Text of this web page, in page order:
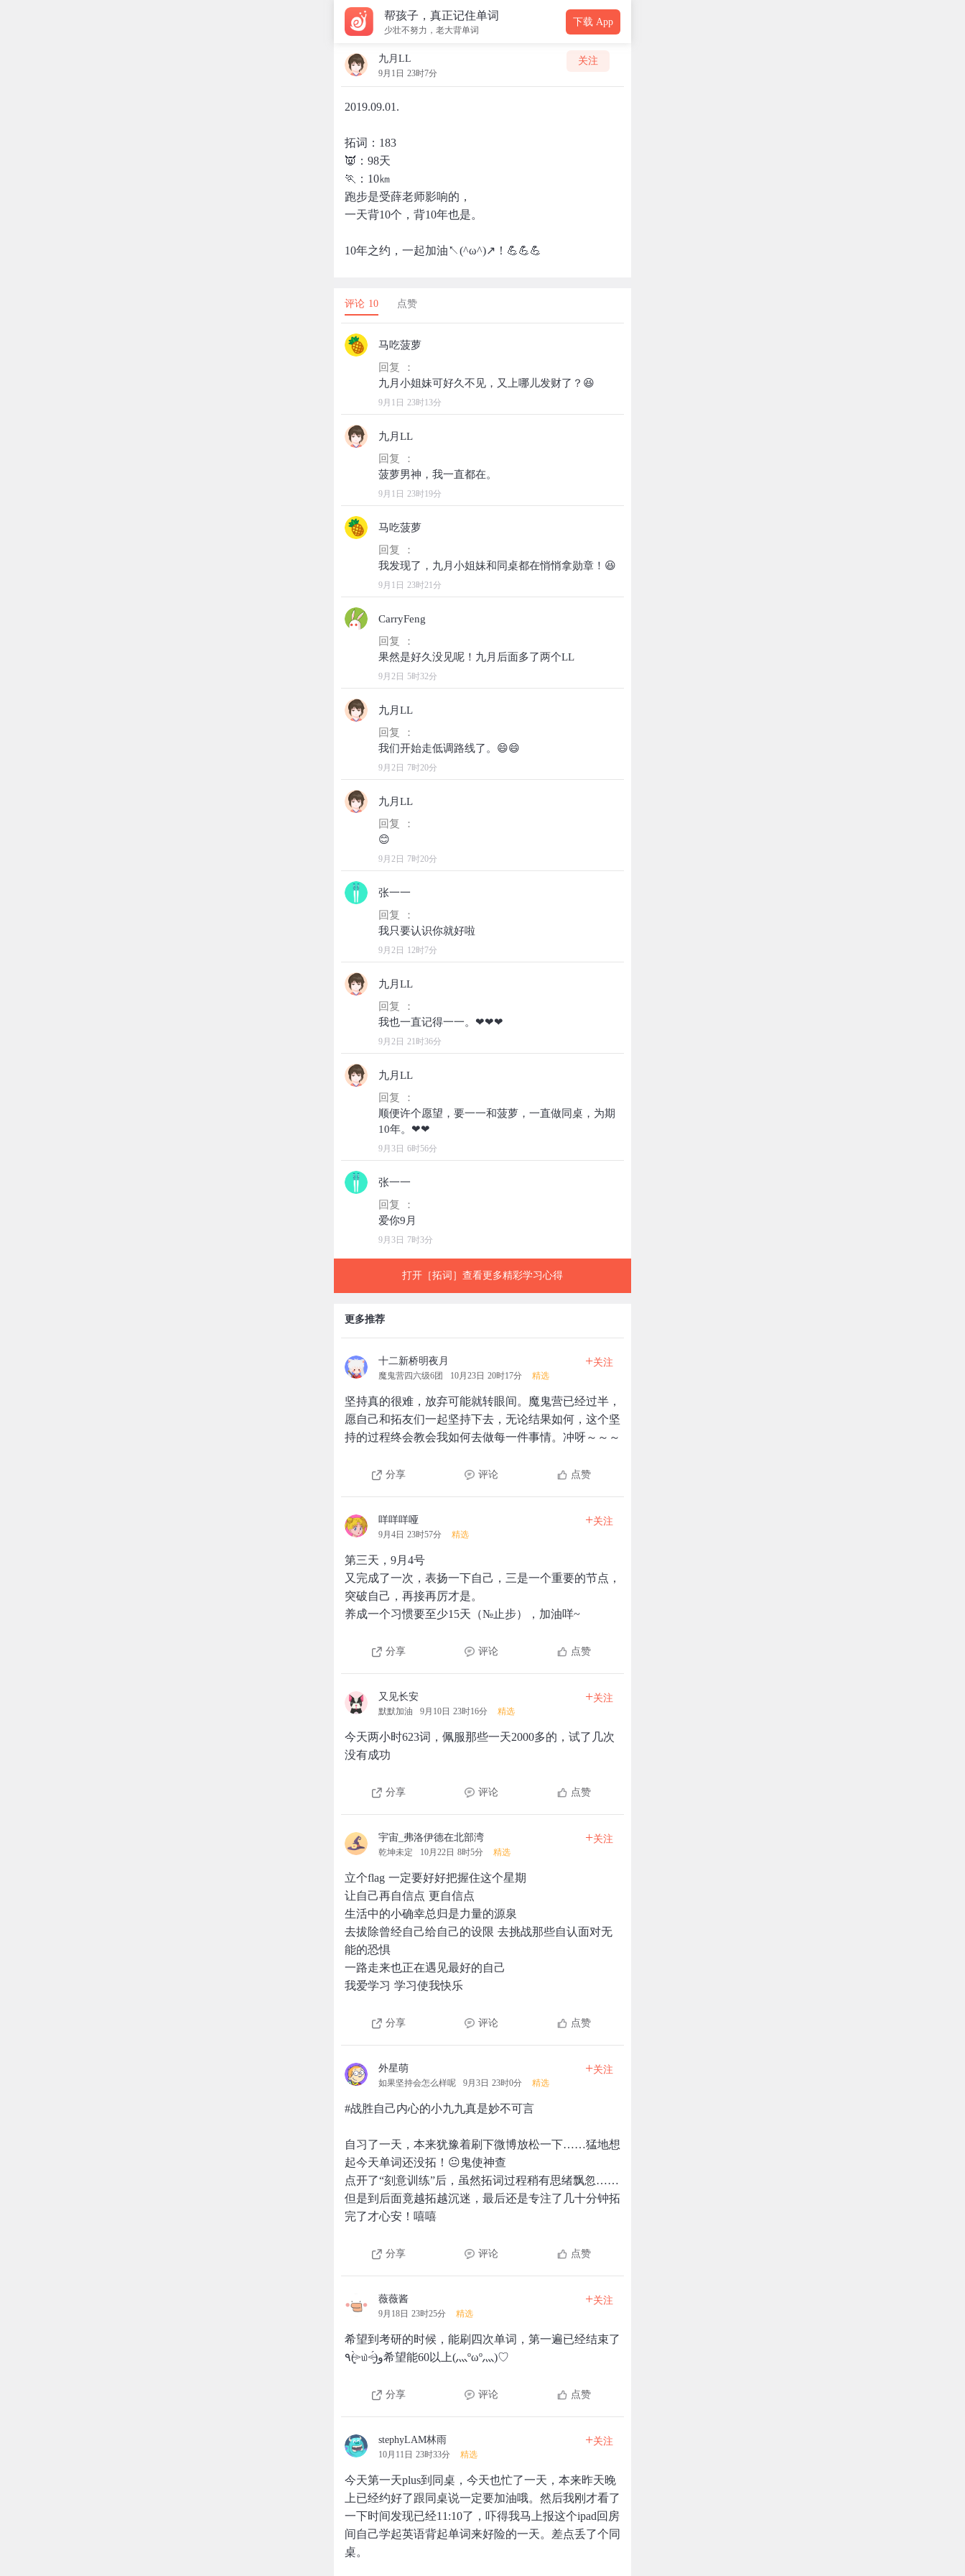
帮孩子，真正记住单词
少壮不努力，老大背单词
下载 App
九月LL
9月1日 23时7分
关注
2019.09.01.
拓词：183
👿：98天
🏃：10㎞
跑步是受薛老师影响的，
一天背10个，背10年也是。
10年之约，一起加油↖(^ω^)↗！💪💪💪
评论 10 点赞
马吃菠萝
回复 ：
9月1日 23时13分
九月LL
回复 ：
9月1日 23时19分
马吃菠萝
回复 ：
9月1日 23时21分
CarryFeng
回复 ：
9月2日 5时32分
九月LL
回复 ：
9月2日 7时20分
九月LL
回复 ：
9月2日 7时20分
张一一
回复 ：
9月2日 12时7分
九月LL
回复 ：
9月2日 21时36分
九月LL
回复 ：
顺便许个愿望，要一一和菠萝，一直做同桌，为期
9月3日 6时56分
张一一
回复 ：
9月3日 7时3分
打开［拓词］查看更多精彩学习心得
更多推荐
十二新桥明夜月
魔鬼营四六级6团 10月23日 20时17分 精选
+关注
坚持真的很难，放弃可能就转眼间。魔鬼营已经过半，
愿自己和拓友们一起坚持下去，无论结果如何，这个坚
持的过程终会教会我如何去做每一件事情。冲呀～～～
分享 评论 点赞
咩咩咩哑
9月4日 23时57分 精选
+关注
第三天，9月4号
又完成了一次，表扬一下自己，三是一个重要的节点，
突破自己，再接再厉才是。
养成一个习惯要至少15天（№止步），加油咩~
分享 评论 点赞
又见长安
默默加油 9月10日 23时16分 精选
+关注
今天两小时623词，佩服那些一天2000多的，试了几次
没有成功
分享 评论 点赞
宇宙_弗洛伊德在北部湾
乾坤未定 10月22日 8时5分 精选
+关注
立个flag 一定要好好把握住这个星期
让自己再自信点 更自信点
生活中的小确幸总归是力量的源泉
去拔除曾经自己给自己的设限 去挑战那些自认面对无
能的恐惧
一路走来也正在遇见最好的自己
我爱学习 学习使我快乐
分享 评论 点赞
外星萌
如果坚持会怎么样呢 9月3日 23时0分 精选
+关注
#战胜自己内心的小九九真是妙不可言
自习了一天，本来犹豫着刷下微博放松一下……猛地想
起今天单词还没拓！😐鬼使神查
点开了“刻意训练”后，虽然拓词过程稍有思绪飘忽……
但是到后面竟越拓越沉迷，最后还是专注了几十分钟拓
完了才心安！嘻嘻
分享 评论 点赞
薇薇酱
9月18日 23时25分 精选
+关注
希望到考研的时候，能刷四次单词，第一遍已经结束了
٩(˃̶͈̀௰˂̶͈́)و希望能60以上(灬ºωº灬)♡
分享 评论 点赞
stephyLAM林雨
10月11日 23时33分 精选
+关注
今天第一天plus到同桌，今天也忙了一天，本来昨天晚
上已经约好了跟同桌说一定要加油哦。然后我刚才看了
一下时间发现已经11:10了，吓得我马上报这个ipad回房
间自己学起英语背起单词来好险的一天。差点丢了个同
桌。